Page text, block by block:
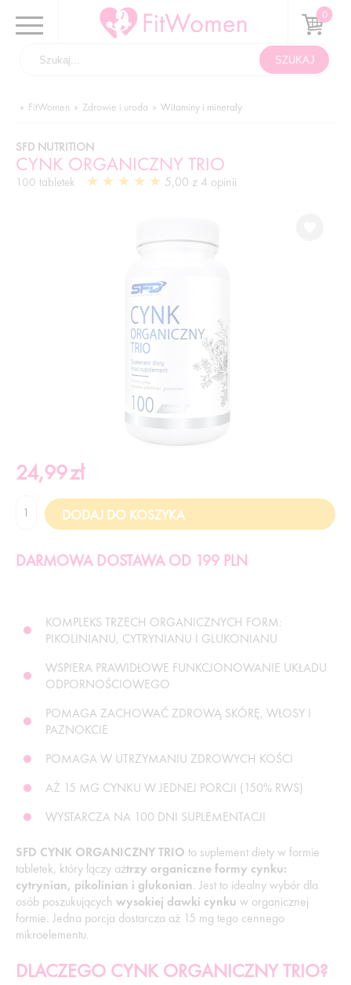
FitWomen Zdrowie i uroda Witaminy i minerały
CYNK ORGANICZNY TRIO
SFD NUTRITION
100 tabletek 5,00 z 4 opinii
24,99zł
DARMOWA DOSTAWA OD 199 PLN
KOMPLEKS TRZECH ORGANICZNYCH FORM:
PIKOLINIANU, CYTRYNIANU I GLUKONIANU
WSPIERA PRAWIDŁOWE FUNKCJONOWANIE UKŁADU
ODPORNOŚCIOWEGO
POMAGA ZACHOWAĆ ZDROWĄ SKÓRĘ, WŁOSY I
PAZNOKCIE
POMAGA W UTRZYMANIU ZDROWYCH KOŚCI
AŻ 15 MG CYNKU W JEDNEJ PORCJI (150% RWS)
WYSTARCZA NA 100 DNI SUPLEMENTACJI
SFD CYNK ORGANICZNY TRIO to suplement diety w formie
tabletek, który łączy ażtrzy organiczne formy cynku:
cytrynian, pikolinian i glukonian. Jest to idealny wybór dla
osób poszukujących wysokiej dawki cynku w organicznej
formie. Jedna porcja dostarcza aż 15 mg tego cennego
mikroelementu.
DLACZEGO CYNK ORGANICZNY TRIO?